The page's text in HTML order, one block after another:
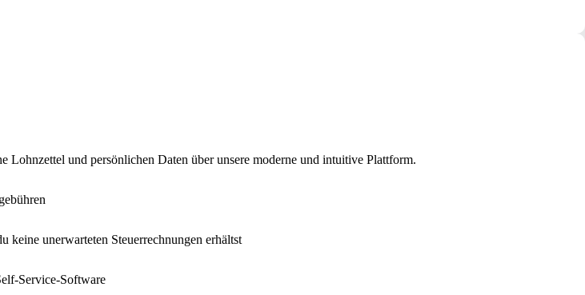
und persönlichen Daten über unsere moderne und intuitive Plattform.
keine unerwarteten Steuerrechnungen erhältst
Service-Software